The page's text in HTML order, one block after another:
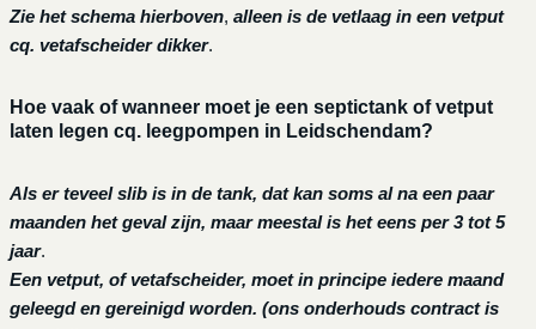
Zie het schema hierboven, alleen is de vetlaag in een vetput
cq. vetafscheider dikker.
Hoe vaak of wanneer moet je een septictank of vetput
laten legen cq. leegpompen in Leidschendam?
Als er teveel slib is in de tank, dat kan soms al na een paar
maanden het geval zijn, maar meestal is het eens per 3 tot 5
jaar.
Een vetput, of vetafscheider, moet in principe iedere maand
geleegd en gereinigd worden. (ons onderhouds contract is